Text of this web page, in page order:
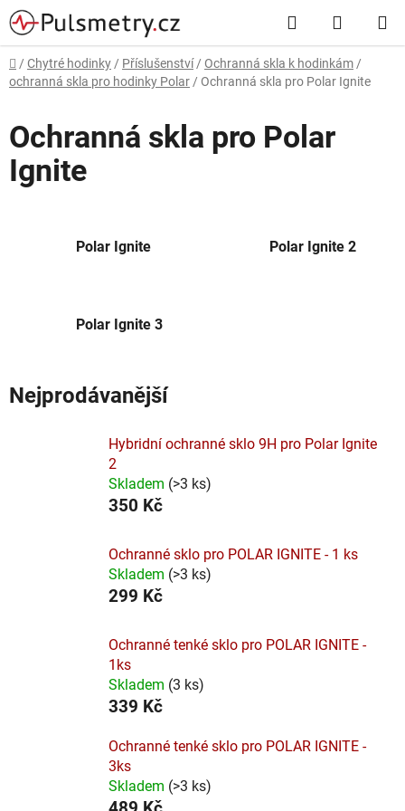
Přejít
na
obsah
Hledat
KOŠÍK
Domů
/ Chytré hodinky / Příslušenství / Ochranná skla k hodinkám /
ochranná skla pro hodinky Polar / Ochranná skla pro Polar Ignite
Ochranná skla pro Polar
Ignite
Polar Ignite Polar Ignite 2
Polar Ignite 3
Nejprodávanější
Hybridní ochranné sklo 9H pro Polar Ignite
2
Skladem (>3 ks)
350 Kč
Ochranné sklo pro POLAR IGNITE - 1 ks
Skladem (>3 ks)
299 Kč
Ochranné tenké sklo pro POLAR IGNITE -
1ks
Skladem (3 ks)
339 Kč
Ochranné tenké sklo pro POLAR IGNITE -
3ks
Skladem (>3 ks)